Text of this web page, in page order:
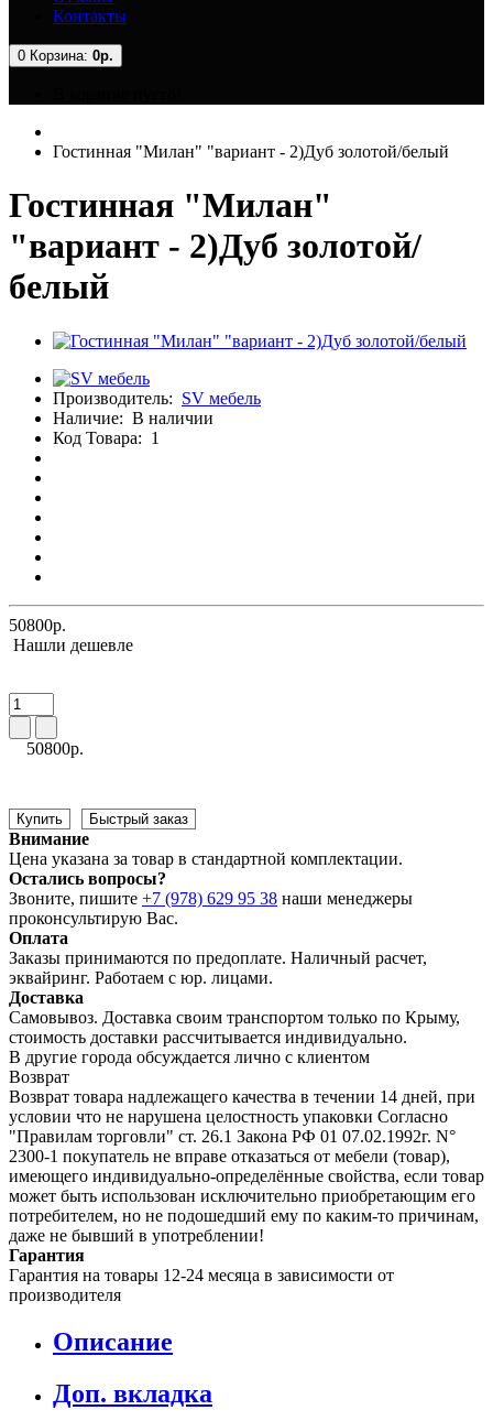
Контакты
0 Корзина: 0р.
Гостинная "Милан" "вариант - 2)Дуб золотой/белый
Гостинная "Милан"
"вариант - 2)Дуб золотой/
белый
Производитель: SV мебель
Наличие: В наличии
Код Товара: 1
50800р.
Нашли дешевле
50800р.
Купить Быстрый заказ
Внимание
Цена указана за товар в стандартной комплектации.
Остались вопросы?
Звоните, пишите +7 (978) 629 95 38 наши менеджеры
проконсультирую Вас.
Оплата
Заказы принимаются по предоплате. Наличный расчет,
эквайринг. Работаем с юр. лицами.
Доставка
Самовывоз. Доставка своим транспортом только по Крыму,
стоимость доставки рассчитывается индивидуально.
В другие города обсуждается лично с клиентом
Возврат
Возврат товара надлежащего качества в течении 14 дней, при
условии что не нарушена целостность упаковки Согласно
"Правилам торговли" ст. 26.1 Закона РФ 01 07.02.1992г. N°
2300-1 покупатель не вправе отказаться от мебели (товар),
имеющего индивидуально-определённые свойства, если товар
может быть использован исключительно приобретающим его
потребителем, но не подошедший eмy по каким-то причинам,
даже не бывший в употреблении!
Гарантия
Гарантия на товары 12-24 месяца в зависимости от
производителя
Описание
Доп. вкладка